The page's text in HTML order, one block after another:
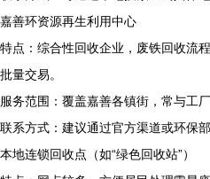
嘉善环资源再生利用中心
特点：综合性回收企业，废铁回收流
批量交易。
服务范围：覆盖嘉善各镇街，常与工
联系方式：建议通过官方渠道或环保
本地连锁回收点（如“绿色回收站”）